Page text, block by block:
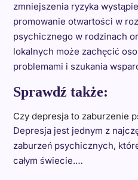
zmniejszenia ryzyka
promowanie otwartości w
psychicznego w rodzinach
lokalnych może zachęcić
problemami i szukania
Sprawdź także:
Czy depresja to zaburzenie
Depresja jest jednym z
zaburzeń psychicznych,
całym świecie.…